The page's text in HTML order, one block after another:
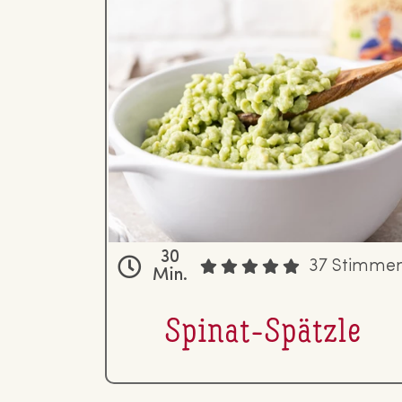
30
Min.
37
Spinat-Spätzle